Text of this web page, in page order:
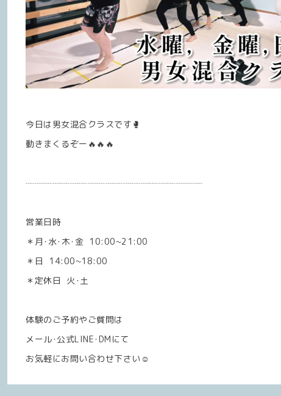
今日は男女混合クラスです🥊
動きまくるぞー🔥🔥🔥
┈┈┈┈┈┈┈┈┈┈┈┈┈┈┈┈┈┈┈┈
営業日時
＊月･水･木･金 10:00~21:00
＊日 14:00~18:00
＊定休日 火･土
体験のご予約やご質問は
メール･公式LINE･DMにて
お気軽にお問い合わせ下さい☺️